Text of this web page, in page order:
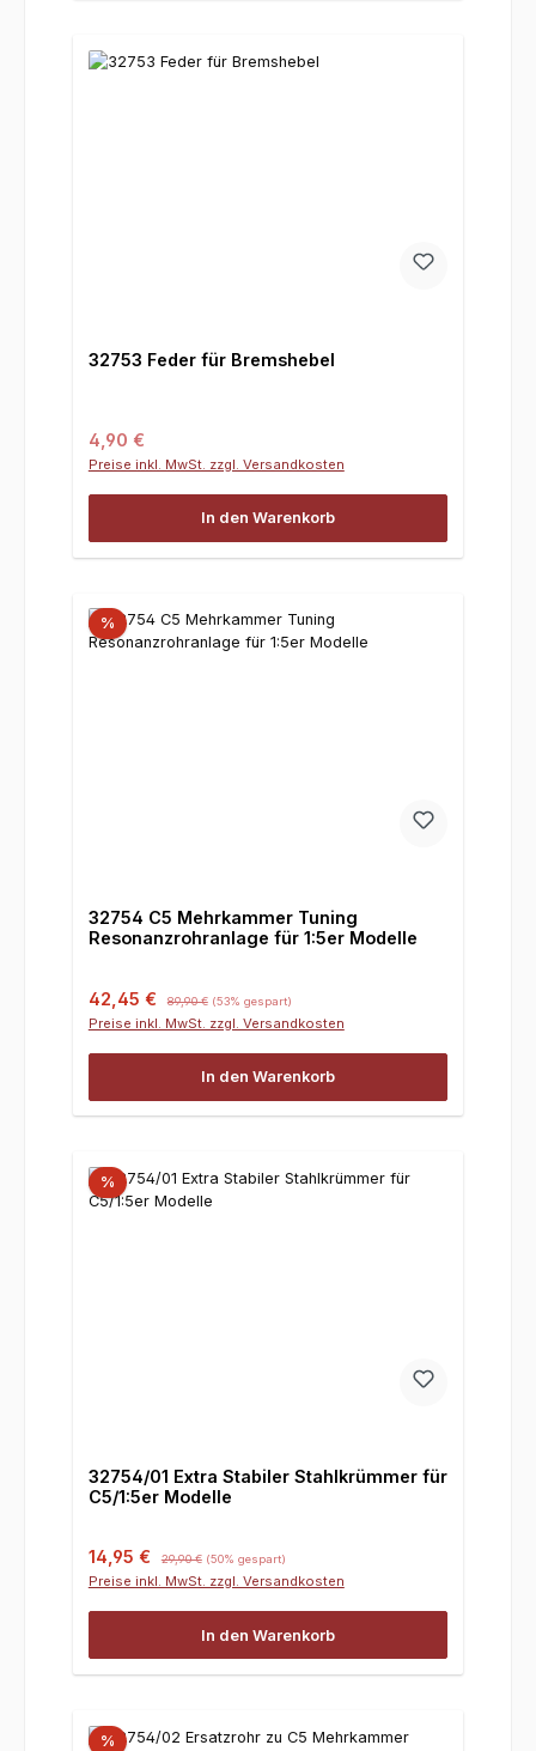
32753 Feder für Bremshebel
Regulärer Preis:
4,90 €
Preise inkl. MwSt. zzgl. Versandkosten
In den Warenkorb
%
32754 C5 Mehrkammer Tuning
Resonanzrohranlage für 1:5er Modelle
Verkaufspreis:
42,45 € 89,90 € (53% gespart)
Preise inkl. MwSt. zzgl. Versandkosten
In den Warenkorb
%
32754/01 Extra Stabiler Stahlkrümmer für
C5/1:5er Modelle
Verkaufspreis:
14,95 € Regulärer Preis:
29,90 € (50% gespart)
Preise inkl. MwSt. zzgl. Versandkosten
In den Warenkorb
%